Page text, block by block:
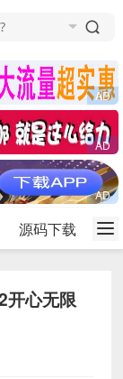
源码下载
心无限